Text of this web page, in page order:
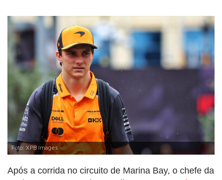
Foto: XPB Images
Após a corrida no circuito de Marina Bay, o chefe da